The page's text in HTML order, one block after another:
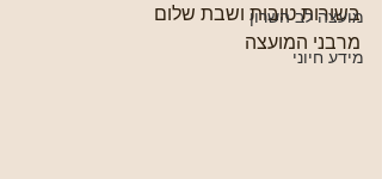
מועצה לב השרון
מידע חיוני
בשורות טובות ושבת שלום
מרבני המועצה